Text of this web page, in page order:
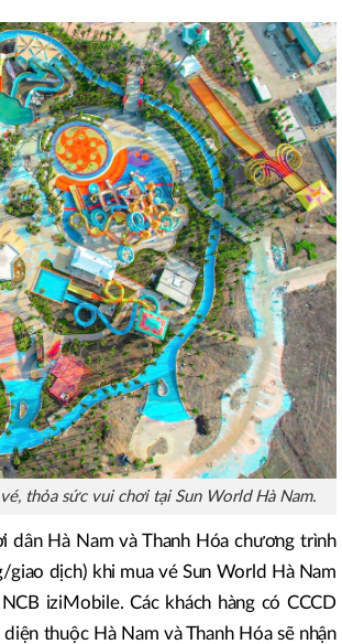
thỏa sức vui chơi tại Sun World Hà Nam.
Hà Nam và Thanh Hóa chương trình
dịch) khi mua vé Sun World Hà Nam
iziMobile. Các khách hàng có CCCD
thuộc Hà Nam và Thanh Hóa sẽ nhận